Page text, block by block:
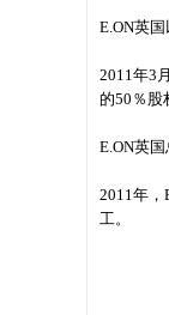
E.ON英
2011年3
的50％股
E.ON英
2011年，
工。